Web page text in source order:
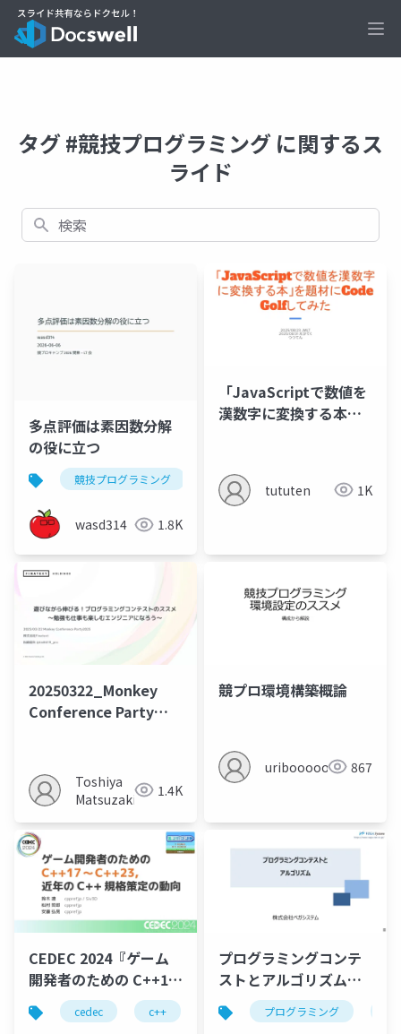
タグ #競技プログラミング に関するス
ライド
検索
多点評価は素因数分解
の役に立つ
競技プログラミング アルゴリズム 素因数分解
wasd314 1.8K
「JavaScriptで数値を
漢数字に変換する本」
tututen 1K
20250322_Monkey
Conference Party
Toshiya
Matsuzaki
1.4K
競プロ環境構築概論
uriboooooon 867
CEDEC 2024『ゲーム
開発者のための C++17
～C++23, 近年の C++
規格策定の動向』
cedec c++ ゲーム開発 競技プログラミン
プログラミングコンテ
ストとアルゴリズム
2024/05/22 技術勉強会
発表資料
プログラミング